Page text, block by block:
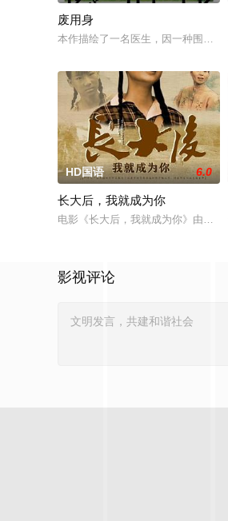
废用身
本作描绘了一名医生，因一种围绕
HD国语 6.0
长大后，我就成为你
电影《长大后，我就成为你》由中
影视评论